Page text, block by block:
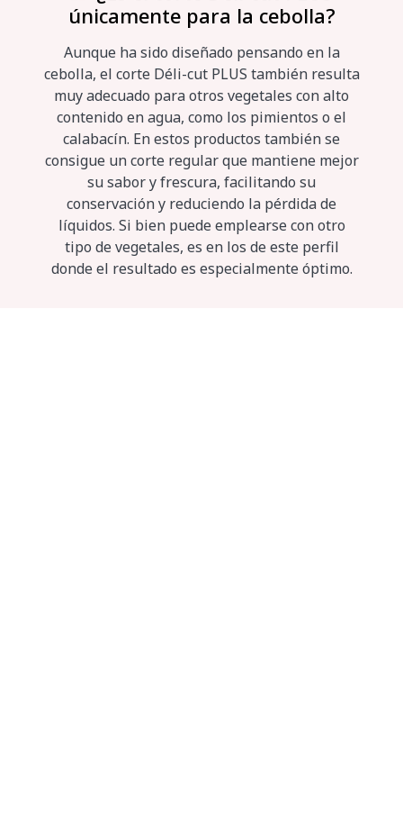
únicamente para la cebolla?
Aunque ha sido diseñado pensando en la
cebolla, el corte Déli-cut PLUS también resulta
muy adecuado para otros vegetales con alto
contenido en agua, como los pimientos o el
calabacín. En estos productos también se
consigue un corte regular que mantiene mejor
su sabor y frescura, facilitando su
conservación y reduciendo la pérdida de
líquidos. Si bien puede emplearse con otro
tipo de vegetales, es en los de este perfil
donde el resultado es especialmente óptimo.